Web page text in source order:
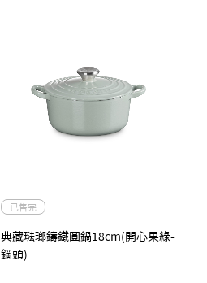
已售完
典藏琺瑯鑄鐵圓鍋18cm(開心果綠-
鋼頭)